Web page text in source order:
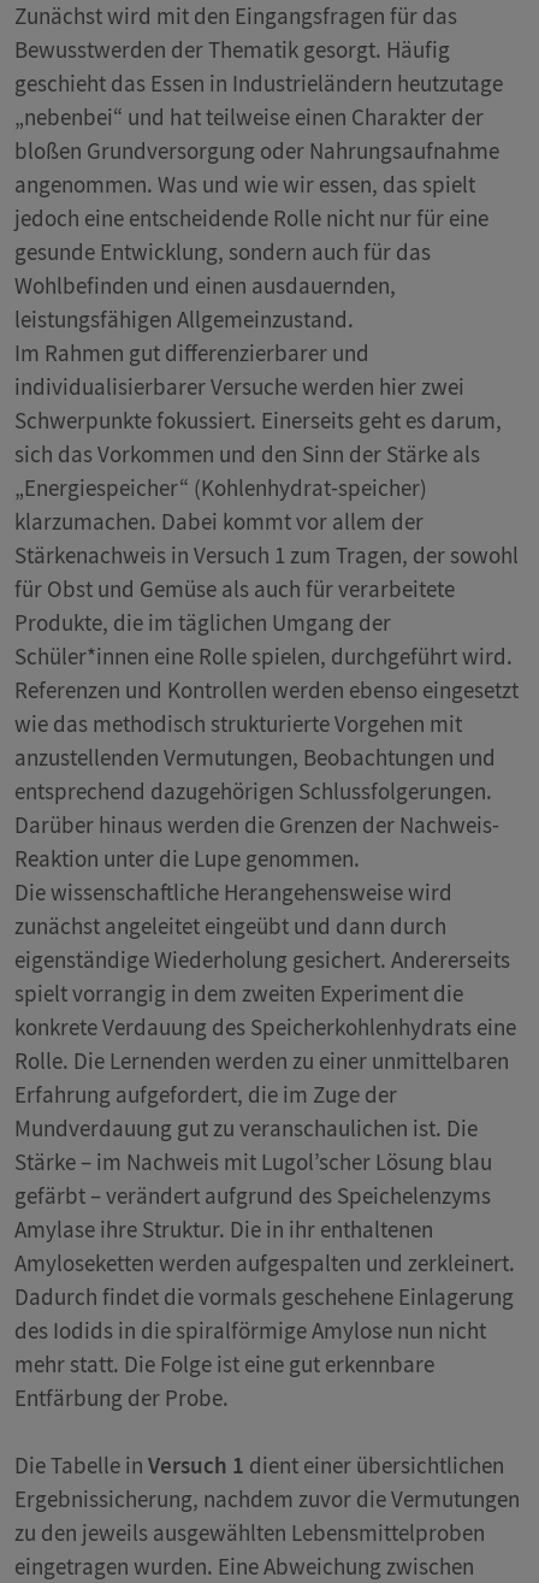
Zunächst wird mit den Eingangsfragen für das
Bewusstwerden der Thematik gesorgt. Häufig
geschieht das Essen in Industrieländern heutzutage
„nebenbei“ und hat teilweise einen Charakter der
bloßen Grundversorgung oder Nahrungsaufnahme
angenommen. Was und wie wir essen, das spielt
jedoch eine entscheidende Rolle nicht nur für eine
gesunde Entwicklung, sondern auch für das
Wohlbefinden und einen ausdauernden,
leistungsfähigen Allgemeinzustand.
Im Rahmen gut differenzierbarer und
individualisierbarer Versuche werden hier zwei
Schwerpunkte fokussiert. Einerseits geht es darum,
sich das Vorkommen und den Sinn der Stärke als
„Energiespeicher“ (Kohlenhydrat-speicher)
klarzumachen. Dabei kommt vor allem der
Stärkenachweis in Versuch 1 zum Tragen, der sowohl
für Obst und Gemüse als auch für verarbeitete
Produkte, die im täglichen Umgang der
Schüler*innen eine Rolle spielen, durchgeführt wird.
Referenzen und Kontrollen werden ebenso eingesetzt
wie das methodisch strukturierte Vorgehen mit
anzustellenden Vermutungen, Beobachtungen und
entsprechend dazugehörigen Schlussfolgerungen.
Darüber hinaus werden die Grenzen der Nachweis-
Reaktion unter die Lupe genommen.
Die wissenschaftliche Herangehensweise wird
zunächst angeleitet eingeübt und dann durch
eigenständige Wiederholung gesichert. Andererseits
spielt vorrangig in dem zweiten Experiment die
konkrete Verdauung des Speicherkohlenhydrats eine
Rolle. Die Lernenden werden zu einer unmittelbaren
Erfahrung aufgefordert, die im Zuge der
Mundverdauung gut zu veranschaulichen ist. Die
Stärke – im Nachweis mit Lugol’scher Lösung blau
gefärbt – verändert aufgrund des Speichelenzyms
Amylase ihre Struktur. Die in ihr enthaltenen
Amyloseketten werden aufgespalten und zerkleinert.
Dadurch findet die vormals geschehene Einlagerung
des Iodids in die spiralförmige Amylose nun nicht
mehr statt. Die Folge ist eine gut erkennbare
Entfärbung der Probe.
Die Tabelle in Versuch 1 dient einer übersichtlichen
Ergebnissicherung, nachdem zuvor die Vermutungen
zu den jeweils ausgewählten Lebensmittelproben
eingetragen wurden. Eine Abweichung zwischen